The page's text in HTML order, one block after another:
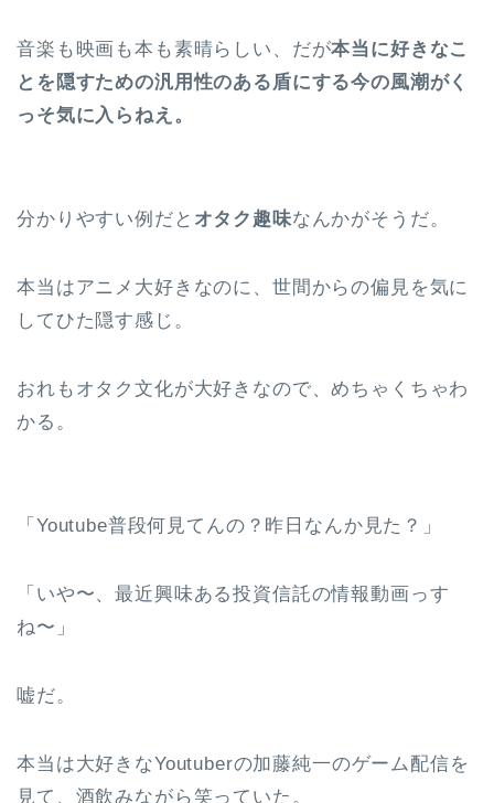
音楽も映画も本も素晴らしい、だが本当に好きなこ
とを隠すための汎用性のある盾にする今の風潮がく
っそ気に入らねえ。
分かりやすい例だと オタク趣味なんかがそうだ。
本当はアニメ大好きなのに、世間からの偏見を気に
してひた隠す感じ。
おれもオタク文化が大好きなので、めちゃくちゃわ
かる。
「Youtube普段何見てんの？昨日なんか見た？」
「いや〜、最近興味ある投資信託の情報動画っす
ね〜」
嘘だ。
本当は大好きなYoutuberの加藤純一のゲーム配信を
見て、酒飲みながら笑っていた。